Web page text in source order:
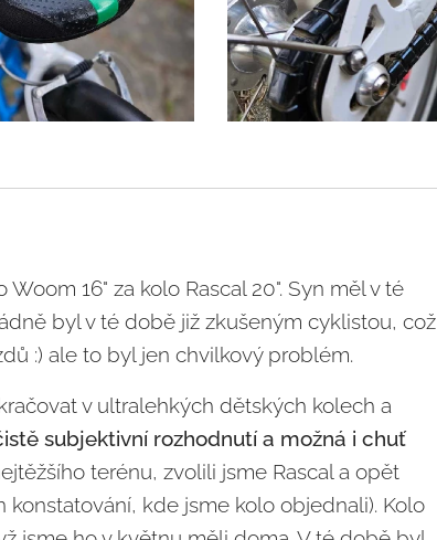
16" za kolo Rascal 20". Syn měl v té
byl v té době již zkušeným cyklistou, což
:) ale to byl jen chvilkový problém.
v ultralehkých dětských kolech a
subjektivní rozhodnutí a možná i chuť
terénu, zvolili jsme Rascal a opět
konstatování, kde jsme kolo objednali). Kolo